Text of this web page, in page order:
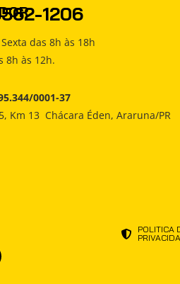
1206
das 8h às 18h
8h às 12h.
0001-37
Km 13 Chácara Éden, Araruna/PR
POLITICA